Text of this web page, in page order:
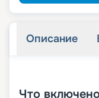
Описание
Что